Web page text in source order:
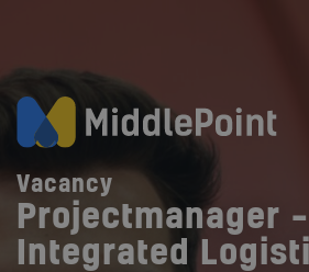
Vacancy
Projectmanager –
Integrated